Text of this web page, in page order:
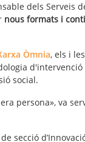
dels Serveis
nous formats i
Òmnia, els i
social.
persona», va
secció